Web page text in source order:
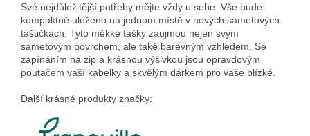
Své nejdůležitější potřeby mějte vždy u sebe. Vše bude
kompaktně uloženo na jednom místě v nových sametových
taštičkách. Tyto měkké tašky zaujmou nejen svým
sametovým povrchem, ale také barevným vzhledem.
Se
zapínáním na zip a krásnou výšivkou jsou opravdovým
poutačem vaší kabelky a skvělým dárkem pro vaše blízké.
Další krásné produkty značky: